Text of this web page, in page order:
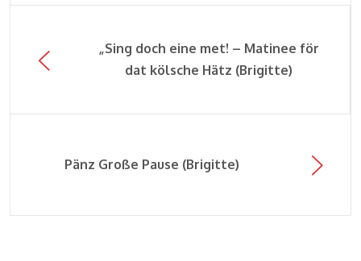
„Sing doch eine met! – Matinee för
dat kölsche Hätz (Brigitte)
Pänz Große Pause (Brigitte)